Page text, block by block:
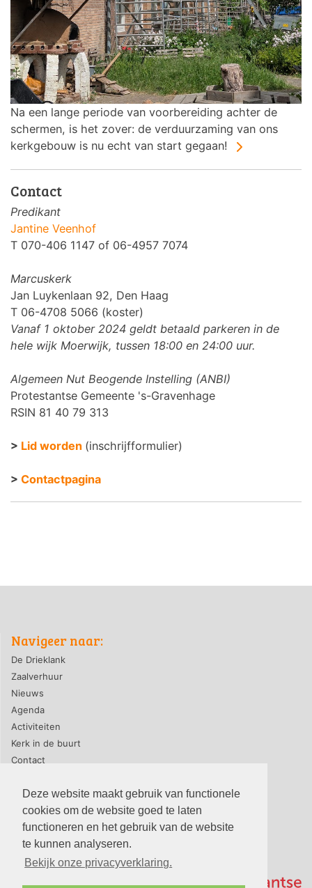
Deze website maakt gebruik van functionele
cookies om de website goed te laten
functioneren en het gebruik van de website
te kunnen analyseren.
Bekijk onze privacyverklaring.
Na een lange periode van voorbereiding achter de
schermen, is het zover: de verduurzaming van ons
kerkgebouw is nu echt van start gegaan!
Contact
Predikant
Jantine Veenhof
T 070-406 1147 of 06-4957 7074
Marcuskerk
Jan Luykenlaan 92, Den Haag
T 06-4708 5066 (koster)
Vanaf 1 oktober 2024 geldt betaald parkeren in de
hele wijk Moerwijk, tussen 18:00 en 24:00 uur.
Algemeen Nut Beogende Instelling (ANBI)
Protestantse Gemeente 's-Gravenhage
RSIN 81 40 79 313
> Lid worden (inschrijfformulier)
> Contactpagina
Navigeer naar:
De Drieklank
Zaalverhuur
Nieuws
Agenda
Activiteiten
Kerk in de buurt
Contact
privacyverklaring|contact webmaster
© 2026, PG-De Drieklank